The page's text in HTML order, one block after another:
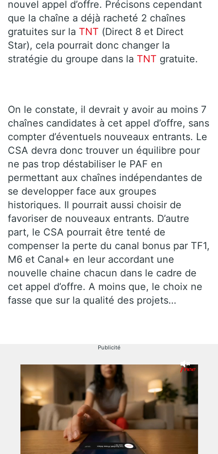
nouvel appel d’offre. Précisons cependant
que la chaîne a déjà racheté 2 chaînes
gratuites sur la TNT (Direct 8 et Direct
Star), cela pourrait donc changer la
stratégie du groupe dans la TNT gratuite.
On le constate, il devrait y avoir au moins 7
chaînes candidates à cet appel d’offre, sans
compter d’éventuels nouveaux entrants. Le
CSA devra donc trouver un équilibre pour
ne pas trop déstabiliser le PAF en
permettant aux chaînes indépendantes de
se developper face aux groupes
historiques. Il pourrait aussi choisir de
favoriser de nouveaux entrants. D’autre
part, le CSA pourrait être tenté de
compenser la perte du canal bonus par TF1,
M6 et Canal+ en leur accordant une
nouvelle chaine chacun dans le cadre de
cet appel d’offre. A moins que, le choix ne
fasse que sur la qualité des projets…
Publicité